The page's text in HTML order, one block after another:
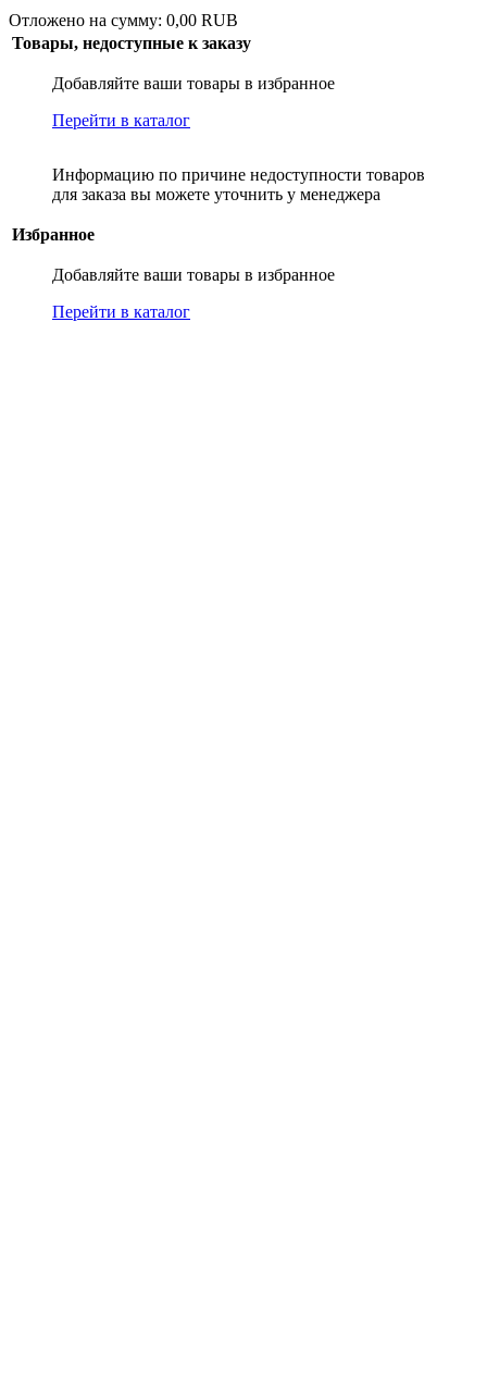
Отложено на сумму: 0,00 RUB
Товары, недоступные к заказу
Добавляйте ваши товары в избранное
Перейти в каталог
Информацию по причине недоступности товаров
для заказа вы можете уточнить у менеджера
Избранное
Добавляйте ваши товары в избранное
Перейти в каталог